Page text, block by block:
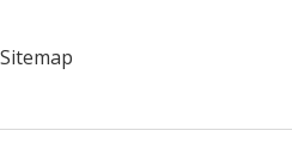
Sitemap